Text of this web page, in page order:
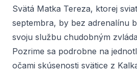
Svätá Matka Tereza, ktorej
septembra, by bez adrenalínu
svoju službu chudobným
Pozrime sa podrobne na
očami skúsenosti svätice z